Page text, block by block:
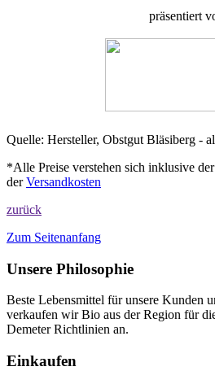
präsentiert
Quelle: Hersteller, Obstgut Bläsiberg -
*Alle Preise verstehen sich inklusive
derVersandkosten
zurück
Zum Seitenanfang
Unsere Philosophie
Beste Lebensmittel für unsere Kunden
verkaufen wir Bio aus der Region für
Demeter Richtlinien an.
Einkaufen